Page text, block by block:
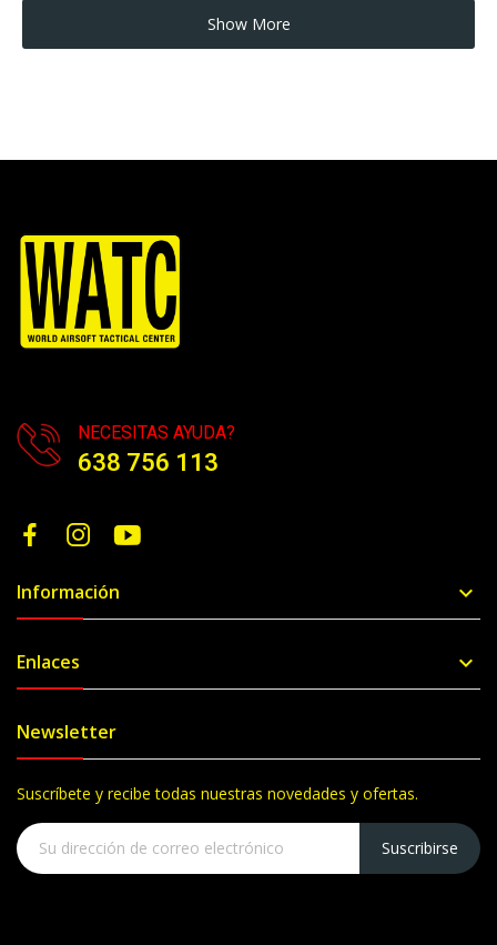
Show More
NECESITAS AYUDA?
638 756 113
Información 
Enlaces 
Newsletter
Suscríbete y recibe todas nuestras novedades y ofertas.
Suscribirse